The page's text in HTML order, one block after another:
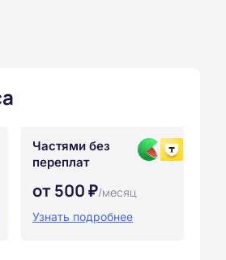
Частями без
переплат
от 500 ₽/месяц
Узнать подробнее